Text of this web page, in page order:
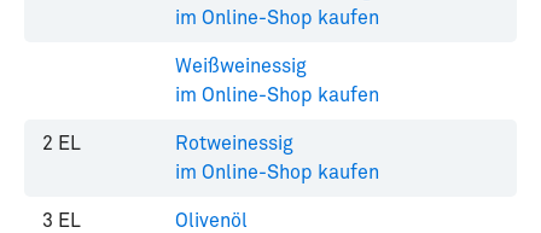
im Online-Shop kaufen
Weißweinessig
im Online-Shop kaufen
2 EL
Rotweinessig
im Online-Shop kaufen
3 EL
Olivenöl